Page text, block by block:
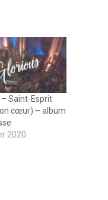
– Saint-Esprit
cœur) – album
2020